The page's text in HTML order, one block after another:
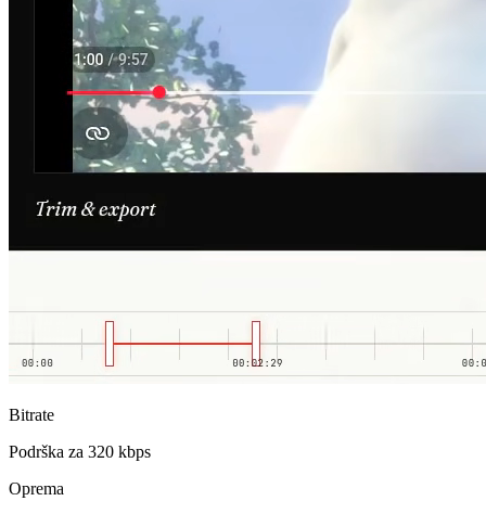
Bitrate
Podrška za 320 kbps
Oprema